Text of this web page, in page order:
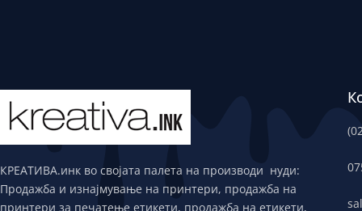
КРЕАТИВА.инк во својата палета на производи нуди:
Продажба и изнајмување на принтери, продажба на
принтери за печатење етикети, продажба на етикети,